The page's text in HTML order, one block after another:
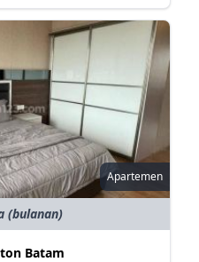
Apartemen
(bulanan)
Batam